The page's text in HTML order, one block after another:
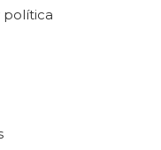
política